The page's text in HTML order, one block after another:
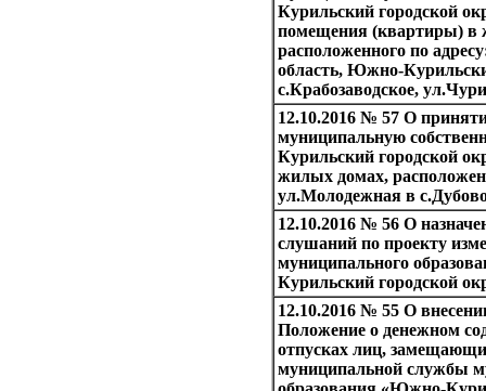
Курильский городской
помещения (квартиры) в
расположенного по
область, Южно-
с.Крабозаводское,
12.10.2016 № 57 О
муниципальную
Курильский городской
жилых домах,
ул.Молодежная в
12.10.2016 № 56 О
слушаний по проекту
муниципального
Курильский городской
12.10.2016 № 55 О
Положение о денежном
отпусках лиц,
муниципальной службы